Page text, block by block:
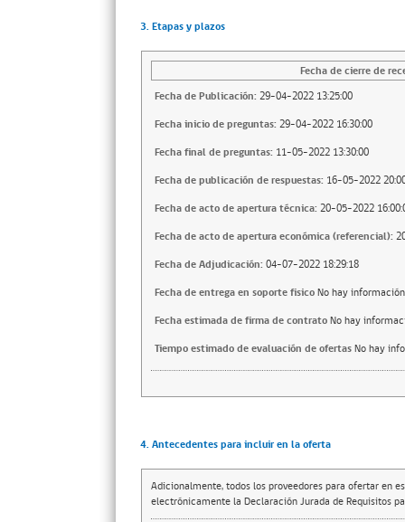
3. Etapas y plazos
Fecha de cierre de
Fecha de Publicación: 29-04-2022 13:25:00
Fecha inicio de preguntas: 29-04-2022 16:30:00
Fecha final de preguntas: 11-05-2022 13:30:00
Fecha de publicación de respuestas: 16-05-2022
Fecha de acto de apertura técnica: 20-05-2022
Fecha de acto de apertura económica (referencial):
Fecha de Adjudicación: 04-07-2022 18:29:18
Fecha de entrega en soporte fisicoNo hay información
Fecha estimada de firma de contratoNo hay
Tiempo estimado de evaluación de ofertasNo hay
4. Antecedentes para incluir en la oferta
Adicionalmente, todos los proveedores para ofertar en
electrónicamente la Declaración Jurada de Requisitos